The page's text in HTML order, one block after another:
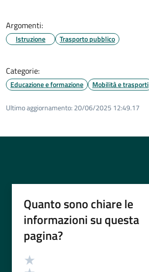
Argomenti:
Istruzione Trasporto pubblico
Categorie:
Educazione e formazione Mobilità e trasporti
Ultimo aggiornamento: 20/06/2025 12:49.17
Quanto sono chiare le
informazioni su questa
pagina?
Valutazione